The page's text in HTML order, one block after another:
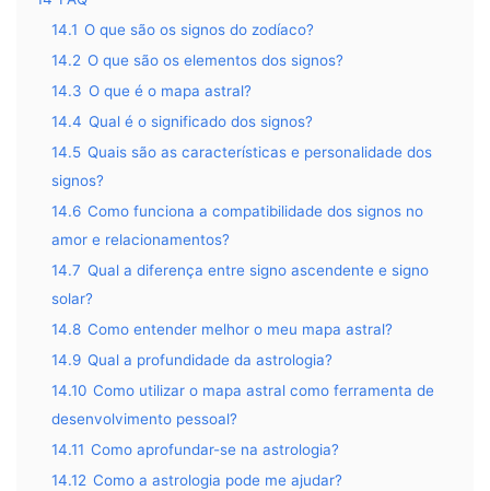
14.1 O que são os signos do zodíaco?
14.2 O que são os elementos dos signos?
14.3 O que é o mapa astral?
14.4 Qual é o significado dos signos?
14.5 Quais são as características e personalidade dos
signos?
14.6 Como funciona a compatibilidade dos signos no
amor e relacionamentos?
14.7 Qual a diferença entre signo ascendente e signo
solar?
14.8 Como entender melhor o meu mapa astral?
14.9 Qual a profundidade da astrologia?
14.10 Como utilizar o mapa astral como ferramenta de
desenvolvimento pessoal?
14.11 Como aprofundar-se na astrologia?
14.12 Como a astrologia pode me ajudar?